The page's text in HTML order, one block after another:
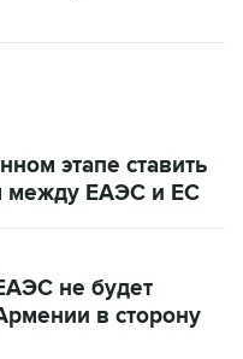
этапе ставить
между ЕАЭС и ЕС
не будет
в сторону